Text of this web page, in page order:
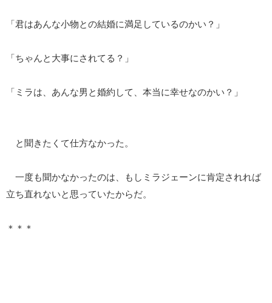
「君はあんな小物との結婚に満足しているのかい？」
「ちゃんと大事にされてる？」
「ミラは、あんな男と婚約して、本当に幸せなのかい？」
と聞きたくて仕方なかった。
一度も聞かなかったのは、もしミラジェーンに肯定されれば
立ち直れないと思っていたからだ。
＊＊＊